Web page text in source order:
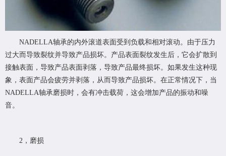
NADELLA轴承的内外滚道表面受到负载和相对滚动。由于压力
过大而导致裂纹并导致产品损坏。产品表面裂纹发生后，它会扩散到
接触表面，导致产品表面剥落，导致产品最终损坏。如果发生这种现
象，表面产品会疲劳并剥落，从而导致产品损坏。在正常情况下，当
NADELLA轴承磨损时，会有冲击载荷，这会增加产品的振动和噪
音。
2，磨损